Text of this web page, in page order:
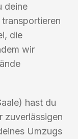
deine
die
wir
hast du
zuverlässigen
Umzugs